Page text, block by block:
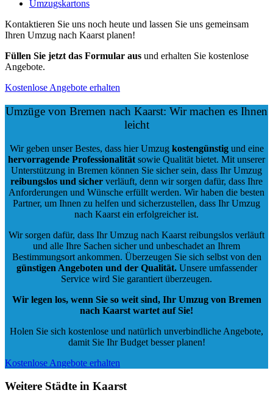
Umzugskartons
Kontaktieren Sie uns noch heute und lassen Sie uns gemeinsam
Ihren Umzug nach Kaarst planen!
Füllen Sie jetzt das Formular aus und erhalten Sie kostenlose
Angebote.
Kostenlose Angebote erhalten
Umzüge von Bremen nach Kaarst: Wir machen es Ihnen
leicht
Wir geben unser Bestes, dass hier Umzug kostengünstigund eine
hervorragende Professionalität sowie Qualität bietet. Mit unserer
Unterstützung in Bremen können Sie sicher sein, dass Ihr Umzug
reibungslos und sicher verläuft, denn wir sorgen dafür, dass Ihre
Anforderungen und Wünsche erfüllt werden. Wir haben die besten
Partner, um Ihnen zu helfen und sicherzustellen, dass Ihr Umzug
nach Kaarst ein erfolgreicher ist.
Wir sorgen dafür, dass Ihr Umzug nach Kaarst reibungslos verläuft
und alle Ihre Sachen sicher und unbeschadet an Ihrem
Bestimmungsort ankommen. Überzeugen Sie sich selbst von den
günstigen Angeboten und der Qualität.Unsere umfassender
Service wird Sie garantiert überzeugen.
Wir legen los, wenn Sie so weit sind, Ihr Umzug von Bremen
nach Kaarst wartet auf Sie!
Holen Sie sich kostenlose und natürlich unverbindliche Angebote,
damit Sie Ihr Budget besser planen!
Kostenlose Angebote erhalten
Weitere Städte in Kaarst